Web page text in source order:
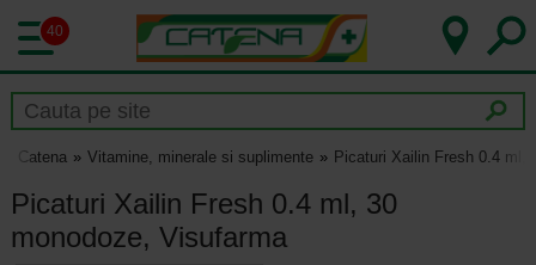
40
Catena Vitamine, minerale si suplimente Picaturi Xailin Fresh 0.4 ml,
Picaturi Xailin Fresh 0.4 ml, 30
monodoze, Visufarma